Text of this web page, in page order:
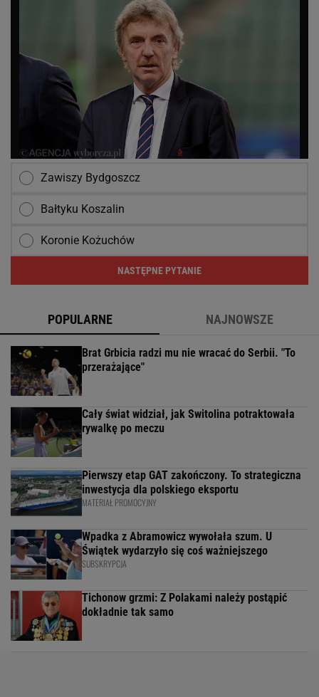
Zawiszy Bydgoszcz
Bałtyku Koszalin
Koronie Kożuchów
NASTĘPNE PYTANIE
POPULARNE NAJNOWSZE
Brat Grbicia radzi mu nie wracać do Serbii. "To
przerażające"
Cały świat widział, jak Switolina potraktowała
rywalkę po meczu
Pierwszy etap GAT zakończony. To strategiczna
inwestycja dla polskiego eksportu
MATERIAŁ PROMOCYJNY
Wpadka z Abramowicz wywołała szum. U
Świątek wydarzyło się coś ważniejszego
SUBSKRYPCJA
Tichonow grzmi: Z Polakami należy postąpić
dokładnie tak samo